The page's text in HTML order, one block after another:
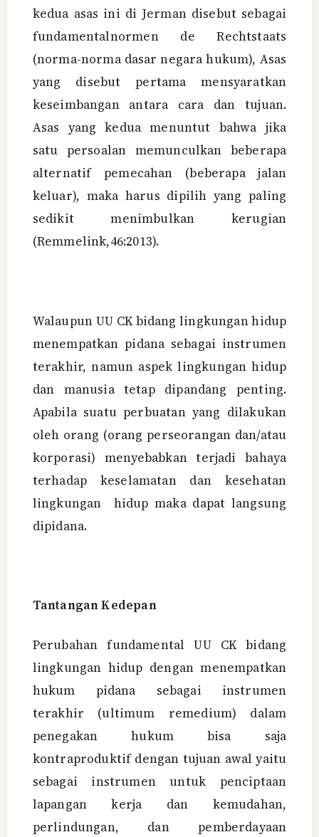
kedua asas ini di Jerman disebut sebagai
fundamentalnormen de Rechtstaats
(norma-norma dasar negara hukum), Asas
yang disebut pertama mensyaratkan
keseimbangan antara cara dan tujuan.
Asas yang kedua menuntut bahwa jika
satu persoalan memunculkan beberapa
alternatif pemecahan (beberapa jalan
keluar), maka harus dipilih yang paling
sedikit menimbulkan kerugian
(Remmelink,46:2013).
Walaupun UU CK bidang lingkungan hidup
menempatkan pidana sebagai instrumen
terakhir, namun aspek lingkungan hidup
dan manusia tetap dipandang penting.
Apabila suatu perbuatan yang dilakukan
oleh orang (orang perseorangan dan/atau
korporasi) menyebabkan terjadi bahaya
terhadap keselamatan dan kesehatan
lingkungan hidup maka dapat langsung
dipidana.
Tantangan Kedepan
Perubahan fundamental UU CK bidang
lingkungan hidup dengan menempatkan
hukum pidana sebagai instrumen
terakhir (ultimum remedium) dalam
penegakan hukum bisa saja
kontraproduktif dengan tujuan awal yaitu
sebagai instrumen untuk penciptaan
lapangan kerja dan kemudahan,
perlindungan, dan pemberdayaan